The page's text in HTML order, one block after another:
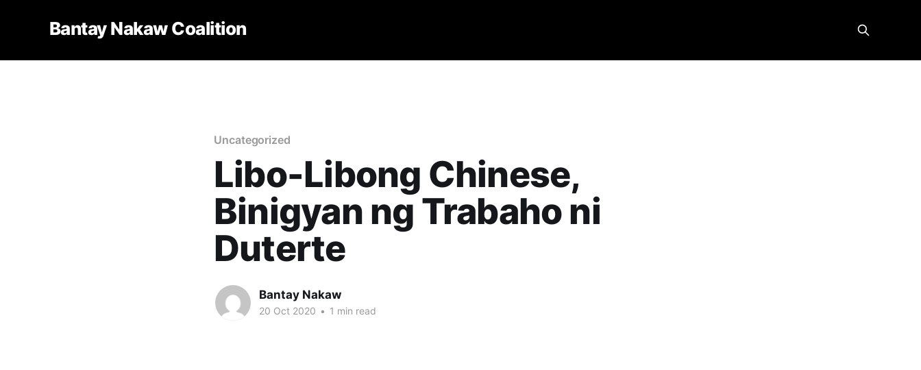
Bantay Nakaw Coalition
Uncategorized
Libo-Libong Chinese,
Binigyan ng Trabaho ni
Duterte
Bantay Nakaw
20 Oct 2020 • 1 min read